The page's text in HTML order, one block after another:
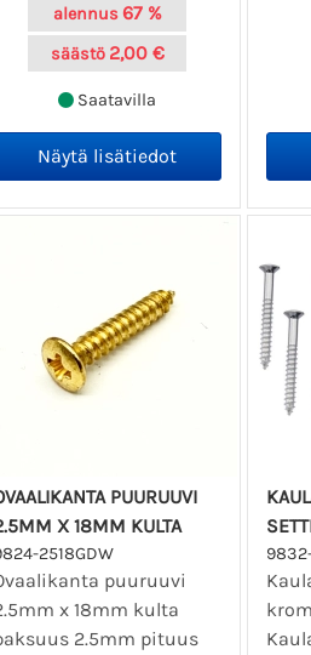
alennus67 %
säästö 2,00 €
Saatavilla
PUURUUVI
X 18MM KULTA
2518GDW
puuruuvi
x 18mm kulta
2.5mm pituus